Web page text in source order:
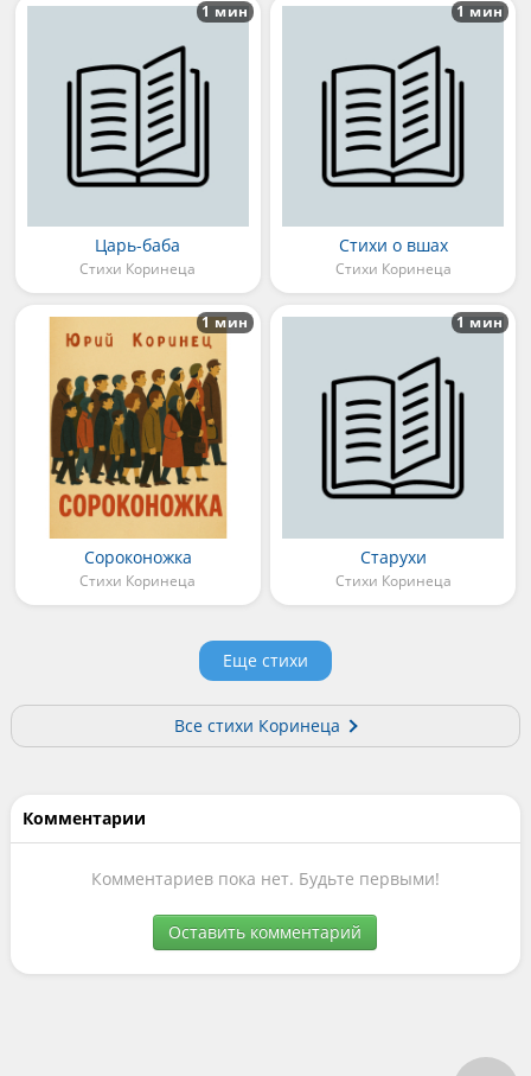
Царь-баба
Стихи Коринеца
1 мин
Стихи о вшах
Стихи Коринеца
1 мин
Сороконожка
Стихи Коринеца
1 мин
Старухи
Стихи Коринеца
1 мин
Еще стихи
Все стихи Коринеца
Комментарии
Комментариев пока нет. Будьте первыми!
Оставить комментарий